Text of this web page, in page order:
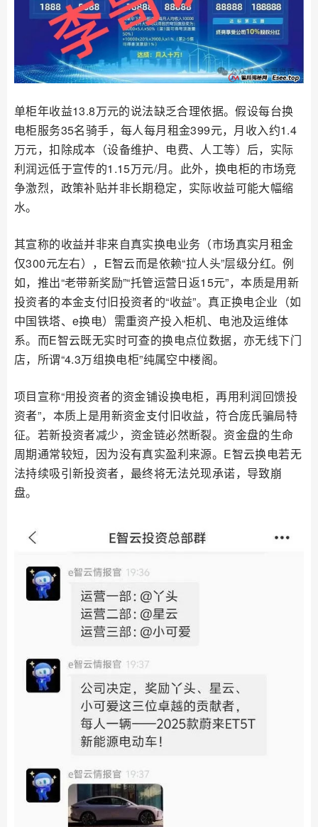
单柜年收益13.8万元的说法缺乏合理依据。假设每台换
电柜服务35名骑手，每人每月租金399元，月收入约1.4
万元，扣除成本（设备维护、电费、人工等）后，实际
利润远低于宣传的1.15万元/月。此外，换电柜的市场竞
争激烈，政策补贴并非长期稳定，实际收益可能大幅缩
水。
其宣称的收益并非来自真实换电业务（市场真实月租金
仅300元左右），E智云而是依赖“拉人头”层级分红。例
如，推出“老带新奖励”“托管运营日返15元”，本质是用新
投资者的本金支付旧投资者的“收益”。真正换电企业（如
中国铁塔、e换电）需重资产投入柜机、电池及运维体
系。而E智云既无实时可查的换电点位数据，亦无线下门
店，所谓“4.3万组换电柜”纯属空中楼阁。
项目宣称“用投资者的资金铺设换电柜，再用利润回馈投
资者”，本质上是用新资金支付旧收益，符合庞氏骗局特
征。若新投资者减少，资金链必然断裂。资金盘的生命
周期通常较短，因为没有真实盈利来源。E智云换电若无
法持续吸引新投资者，最终将无法兑现承诺，导致崩
盘。